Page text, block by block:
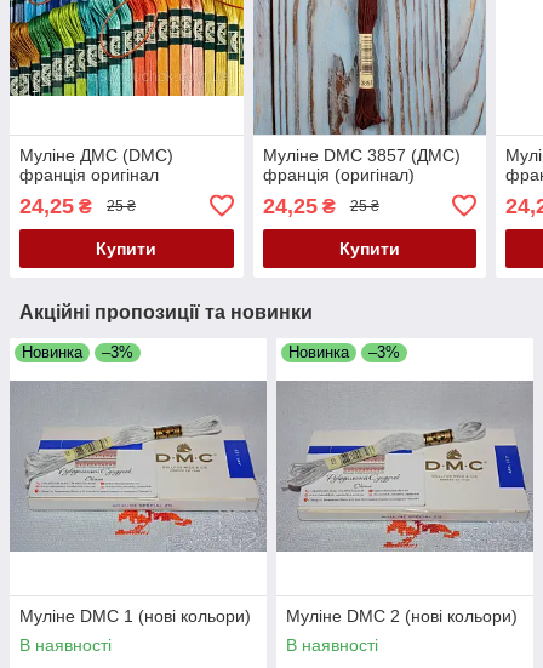
Муліне ДМС (DMC)
франція оригінал
24,25 ₴ 25 ₴
Купити
Муліне DMC 3857 (ДМС)
франція (оригінал)
24,25₴ 25 ₴
Купити
Акційні пропозиції та новинки
Новинка –3%
Муліне DMC 1 (нові кольори)
В наявності
Новинка –3%
Муліне DMC 2 (нові кольори)
В наявності